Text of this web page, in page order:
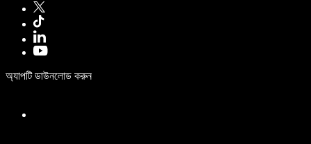
অ্যাপটি ডাউনলোড করুন